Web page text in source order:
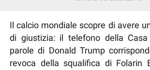
Il calcio mondiale scopre di avere
di giustizia: il telefono della
parole di Donald Trump
revoca della squalifica di Folarin